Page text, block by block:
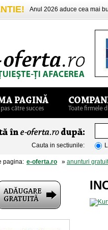
Anul 2026 aduce cea mai
Cauta in sectiunile:
pagina: e-oferta.ro » anunturi